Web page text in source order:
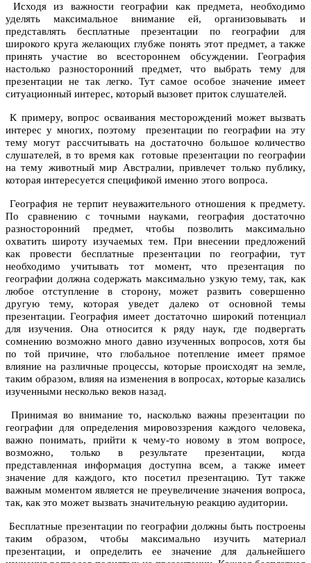
Исходя из важности географии как предмета, необходимо
уделять максимальное внимание ей, организовывать и
представлять бесплатные презентации по географии для
широкого круга желающих глубже понять этот предмет, а также
принять участие во всестороннем обсуждении. География
настолько разносторонний предмет, что выбрать тему для
презентации не так легко. Тут самое особое значение имеет
ситуационный интерес, который вызовет приток слушателей.
К примеру, вопрос осваивания месторождений может вызвать
интерес у многих, поэтому презентации по географии на эту
тему могут рассчитывать на достаточно большое количество
слушателей, в то время как готовые презентации по географии
на тему животный мир Австралии, привлечет только публику,
которая интересуется спецификой именно этого вопроса.
География не терпит неуважительного отношения к предмету.
По сравнению с точными науками, география достаточно
разносторонний предмет, чтобы позволить максимально
охватить широту изучаемых тем. При внесении предложений
как провести бесплатные презентации по географии, тут
необходимо учитывать тот момент, что презентация по
географии должна содержать максимально узкую тему, так, как
любое отступление в сторону, может развить совершенно
другую тему, которая уведет далеко от основной темы
презентации. География имеет достаточно широкий потенциал
для изучения. Она относится к ряду наук, где подвергать
сомнению возможно много давно изученных вопросов, хотя бы
по той причине, что глобальное потепление имеет прямое
влияние на различные процессы, которые происходят на земле,
таким образом, влияя на изменения в вопросах, которые казались
изученными несколько веков назад.
Принимая во внимание то, насколько важны презентации по
географии для определения мировоззрения каждого человека,
важно понимать, прийти к чему-то новому в этом вопросе,
возможно, только в результате презентации, когда
представленная информация доступна всем, а также имеет
значение для каждого, кто посетил презентацию. Тут также
важным моментом является не преувеличение значения вопроса,
так, как это может вызвать значительную реакцию аудитории.
Бесплатные презентации по географии должны быть построены
таким образом, чтобы максимально изучить материал
презентации, и определить ее значение для дальнейшего